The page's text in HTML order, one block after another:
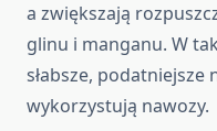
a zwiększają
glinu i manganu. W
słabsze, podatniejsze
wykorzystują nawozy.